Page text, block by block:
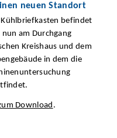
neuen Standort
Kühlbriefkasten befindet
nun am Durchgang
Kreishaus und dem
in dem die
Download .